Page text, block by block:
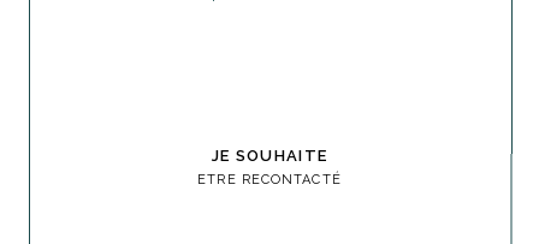
JE SOUHAITE
ETRE RECONTACTÉ